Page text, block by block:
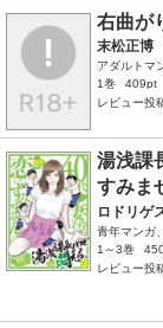
右曲が
末松正博
アダルトマ
1巻
409pt
レビュー投
湯浅課
すみま
ロドリゲ
青年マンガ
1～3巻
レビュー投